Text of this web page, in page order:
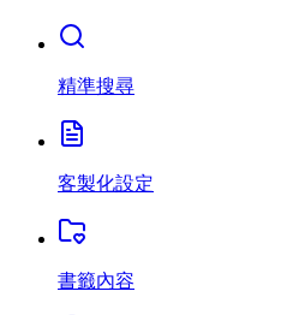
精準搜尋
客製化設定
書籤內容